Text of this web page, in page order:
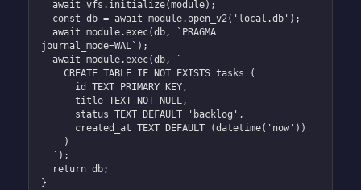
journal_mode=WAL`);
}